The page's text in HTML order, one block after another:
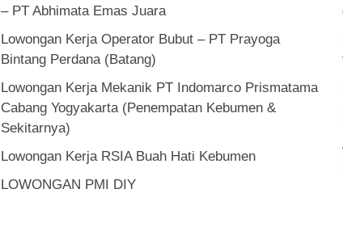
– PT Abhimata Emas Juara
Lowongan Kerja Operator Bubut – PT Prayoga
Bintang Perdana (Batang)
Lowongan Kerja Mekanik PT Indomarco Prismatama
Cabang Yogyakarta (Penempatan Kebumen &
Sekitarnya)
Lowongan Kerja RSIA Buah Hati Kebumen
LOWONGAN PMI DIY